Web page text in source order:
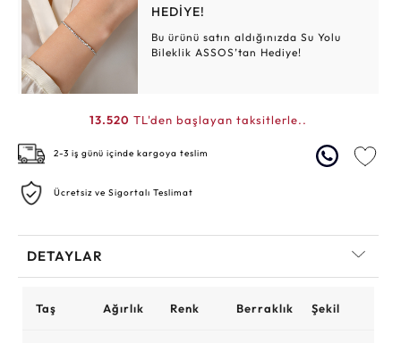
HEDİYE!
Bu ürünü satın aldığınızda Su Yolu
Bileklik ASSOS’tan Hediye!
13.520 TL'den başlayan taksitlerle..
2-3 iş günü içinde kargoya teslim
Ücretsiz ve Sigortalı Teslimat
DETAYLAR
Taş Ağırlık Renk Berraklık Şekil